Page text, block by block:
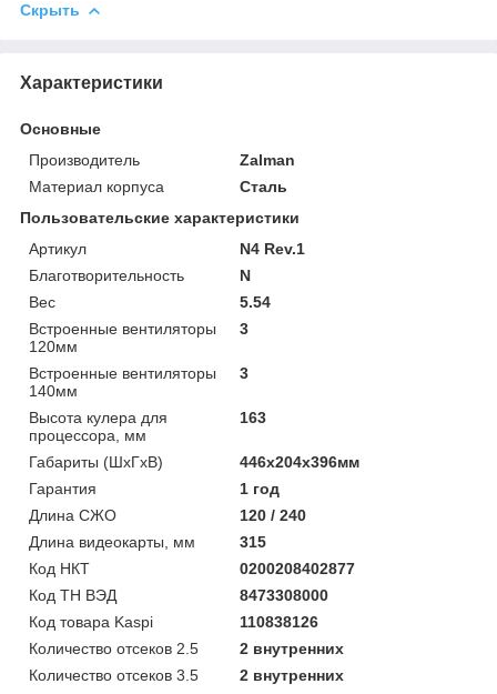
Скрыть
Характеристики
Основные
Производитель
Zalman
Материал корпуса
Сталь
Пользовательские характеристики
Артикул
N4 Rev.1
Благотворительность
N
Вес
5.54
Встроенные вентиляторы
120мм
3
Встроенные вентиляторы
140мм
3
Высота кулера для
процессора, мм
163
Габариты (ШхГхВ)
446х204х396мм
Гарантия
1 год
Длина СЖО
120 / 240
Длина видеокарты, мм
315
Код НКТ
0200208402877
Код ТН ВЭД
8473308000
Код товара Kaspi
110838126
Количество отсеков 2.5
2 внутренних
Количество отсеков 3.5
2 внутренних